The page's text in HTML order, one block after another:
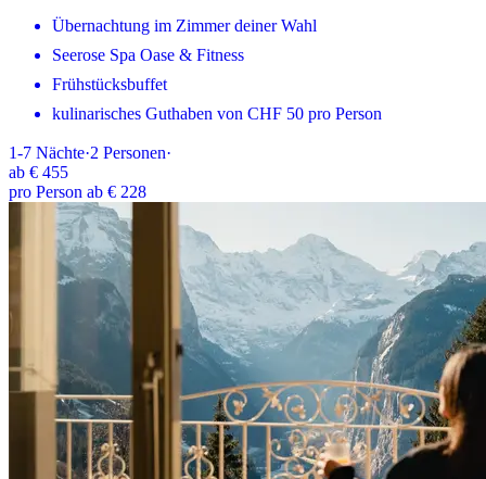
Übernachtung im Zimmer deiner Wahl
Seerose Spa Oase & Fitness
Frühstücksbuffet
kulinarisches Guthaben von CHF 50 pro Person
1-7 Nächte·2 Personen·
ab € 455
pro Person ab € 228